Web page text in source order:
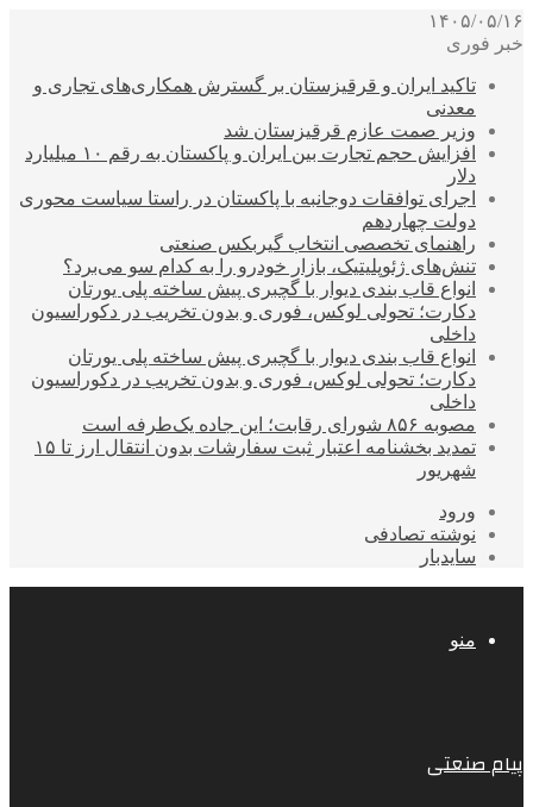
۱۴۰۵/۰۵/۱۶
خبر فوری
تاکید ایران و قرقیزستان بر گسترش همکاری‌های تجاری و
معدنی
وزیر صمت عازم قرقیزستان شد
افزایش حجم تجارت بین ایران و پاکستان به رقم ۱۰ میلیارد
دلار
اجرای توافقات دوجانبه با پاکستان در راستا سیاست محوری
دولت چهاردهم
راهنمای تخصصی انتخاب گیربکس صنعتی
تنش‌های ژئوپلیتیک، بازار خودرو را به کدام سو می‌برد؟
انواع قاب بندی دیوار با گچبری پیش ساخته پلی یورتان
دکارت؛ تحولی لوکس، فوری و بدون تخریب در دکوراسیون
داخلی
انواع قاب بندی دیوار با گچبری پیش ساخته پلی یورتان
دکارت؛ تحولی لوکس، فوری و بدون تخریب در دکوراسیون
داخلی
مصوبه ۸۵۶ شورای رقابت؛ این جاده یک‌طرفه است
تمدید بخشنامه اعتبار ثبت سفارشات بدون انتقال ارز تا ۱۵
شهریور
ورود
نوشته تصادفی
سایدبار
منو
پیام صنعتی